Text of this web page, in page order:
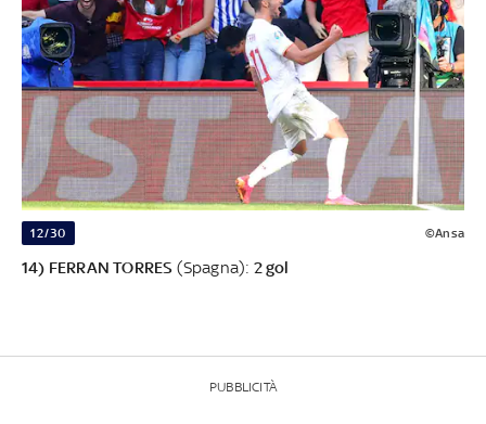
12/30 ©Ansa
14) FERRAN TORRES (Spagna): 2 gol
PUBBLICITÀ